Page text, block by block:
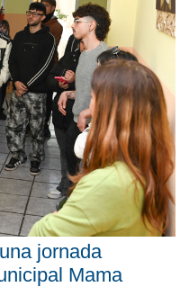
jornada
Mama